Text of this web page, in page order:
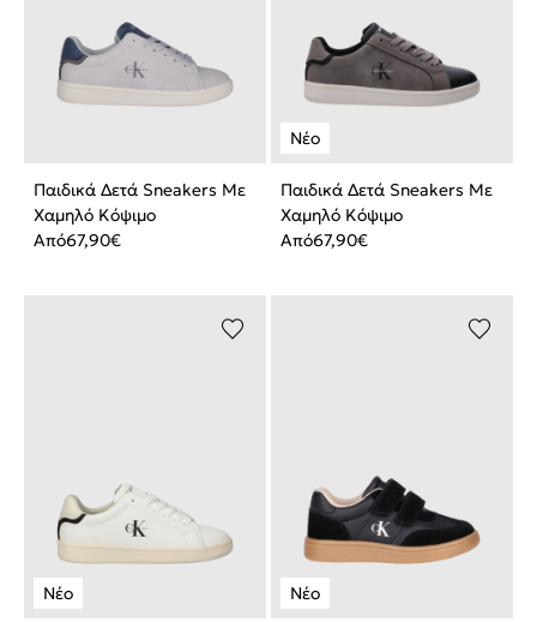
Παιδικά Δετά Sneakers Με
Χαμηλό Κόψιμο
Από67,90€
Παιδικά Δετά Sneakers Με
Χαμηλό Κόψιμο
Από67,90€